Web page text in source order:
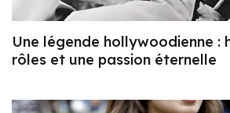
Une légende hollywoodienne :
rôles et une passion éternelle